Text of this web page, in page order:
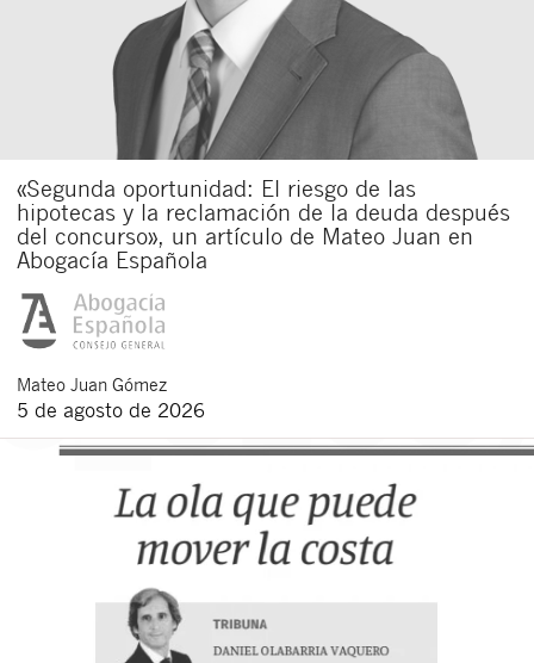
«Segunda oportunidad: El riesgo de las
hipotecas y la reclamación de la deuda después
del concurso», un artículo de Mateo Juan en
Abogacía Española
Mateo Juan Gómez
5 de agosto de 2026